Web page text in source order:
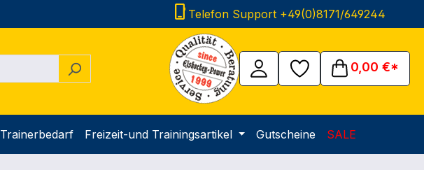
phone_iphone Telefon Support +49(0)8171/649244
0,00 €*
Trainerbedarf Freizeit-und Trainingsartikel Gutscheine SALE